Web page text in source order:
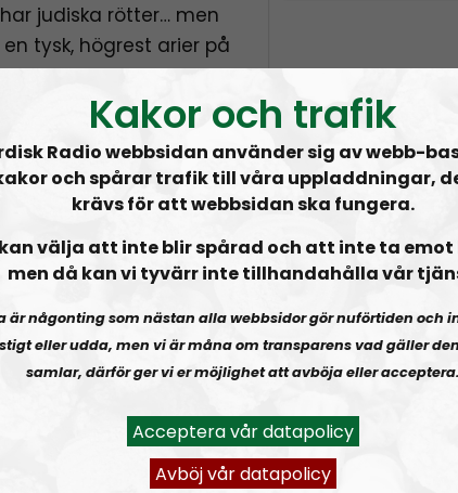
e
U
/
o
w
A
r
o
w
e
y
judiska rötter… men
tysk, högrest arier på
R.I.P Sean
i Frankrike
Uffe! OPEN MIC:Retrogaming
NR Special Avsnitt 2024-03-09
Kakor och trafik
Radio webbsidan använder sig av webb-
och spårar trafik till våra uppladdningar,
krävs för att webbsidan ska fungera.
välja att inte blir spårad och att inte ta emot
men då kan vi tyvärr inte tillhandahålla vår
är någonting som nästan alla webbsidor gör nuförtiden och
eller udda, men vi är måna om transparens vad gäller
samlar, därför ger vi er möjlighet att avböja eller acceptera.
Acceptera vår datapolicy
Avböj vår datapolicy